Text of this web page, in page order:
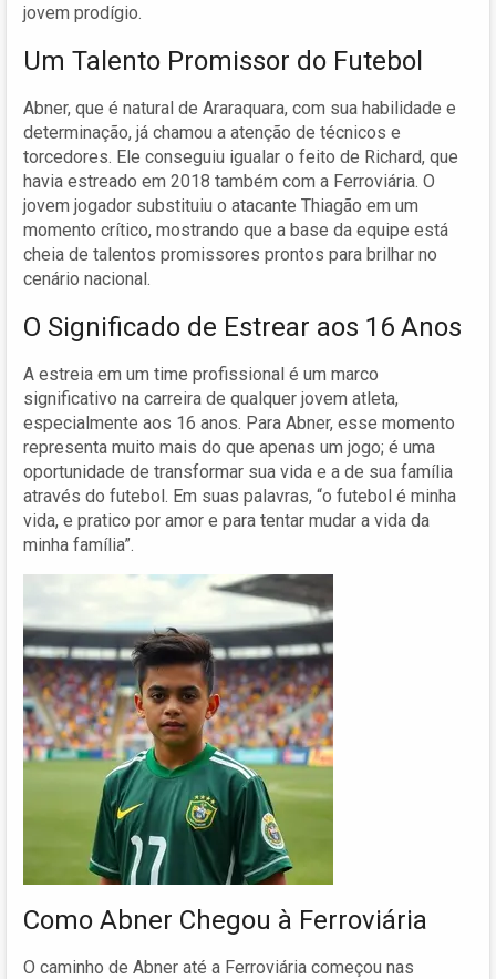
jovem prodígio.
Um Talento Promissor do Futebol
Abner, que é natural de Araraquara, com sua habilidade e
determinação, já chamou a atenção de técnicos e
torcedores. Ele conseguiu igualar o feito de Richard, que
havia estreado em 2018 também com a Ferroviária. O
jovem jogador substituiu o atacante Thiagão em um
momento crítico, mostrando que a base da equipe está
cheia de talentos promissores prontos para brilhar no
cenário nacional.
O Significado de Estrear aos 16 Anos
A estreia em um time profissional é um marco
significativo na carreira de qualquer jovem atleta,
especialmente aos 16 anos. Para Abner, esse momento
representa muito mais do que apenas um jogo; é uma
oportunidade de transformar sua vida e a de sua família
através do futebol. Em suas palavras, “o futebol é minha
vida, e pratico por amor e para tentar mudar a vida da
minha família”.
Como Abner Chegou à Ferroviária
O caminho de Abner até a Ferroviária começou nas